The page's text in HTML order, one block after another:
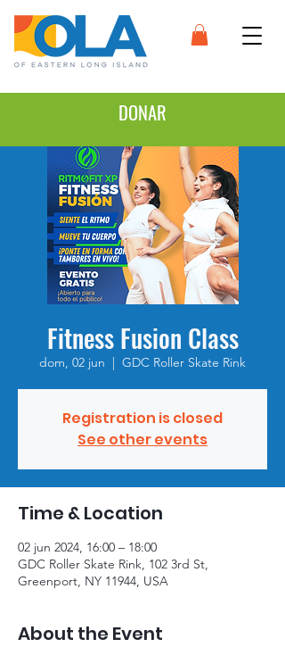
DONAR
Fitness Fusion Class
dom, 02 jun
  |
GDC Roller Skate Rink
Registration is closed
See other events
Time & Location
02 jun 2024, 16:00 – 18:00
GDC Roller Skate Rink, 102 3rd St,
Greenport, NY 11944, USA
About the Event